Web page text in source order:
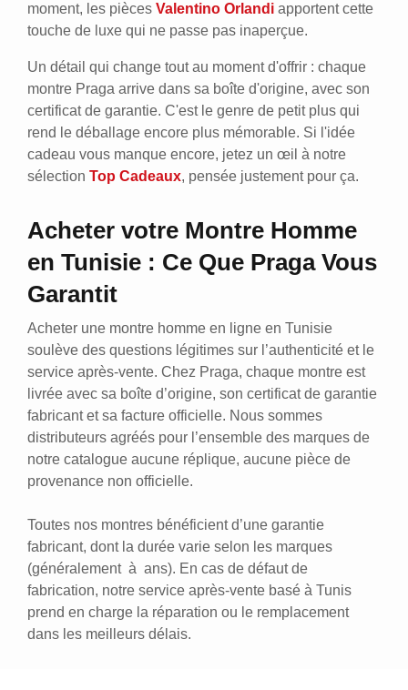
moment, les pièces Valentino Orlandi apportent cette
touche de luxe qui ne passe pas inaperçue.
Un détail qui change tout au moment d'offrir : chaque
montre Praga arrive dans sa boîte d'origine, avec son
certificat de garantie. C'est le genre de petit plus qui
rend le déballage encore plus mémorable. Si l'idée
cadeau vous manque encore, jetez un œil à notre
sélection Top Cadeaux, pensée justement pour ça.
Acheter votre Montre Homme
en Tunisie : Ce Que Praga Vous
Garantit
Acheter une montre homme en ligne en Tunisie
soulève des questions légitimes sur l’authenticité et le
service après-vente. Chez Praga, chaque montre est
livrée avec sa boîte d’origine, son certificat de garantie
fabricant et sa facture officielle. Nous sommes
distributeurs agréés pour l’ensemble des marques de
notre catalogue aucune réplique, aucune pièce de
provenance non officielle.
Toutes nos montres bénéficient d’une garantie
fabricant, dont la durée varie selon les marques
(généralement à ans). En cas de défaut de
fabrication, notre service après-vente basé à Tunis
prend en charge la réparation ou le remplacement
dans les meilleurs délais.